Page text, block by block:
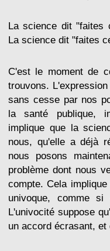
La science dit "faites
La science dit "faites
C'est le moment de
trouvons.
sans cesse par nos
la santé publique,
implique que la
nous, qu'elle a déjà
nous posons
problème dont nous
compte. Cela
univoque, comme
L'univocité suppose
un accord écrasant,